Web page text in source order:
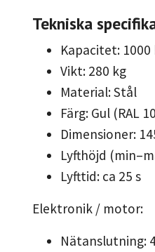
Tekniska
Kapacitet: 1000
Vikt: 280 kg
Material: Stål
Färg: Gul (RAL
Dimensioner:
Lyfthöjd
Lyfttid: ca 25 s
Elektronik / motor:
Nätanslutning: